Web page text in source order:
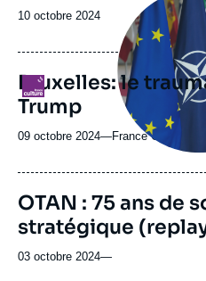
Date
publication
10 octobre 2024
Logo
principale
médiatique
Bruxelles: le
Trump
09 octobre 2024—Nom
journal,
ou
émission
France Culture
OTAN : 75 ans de
stratégique
03 octobre 2024—